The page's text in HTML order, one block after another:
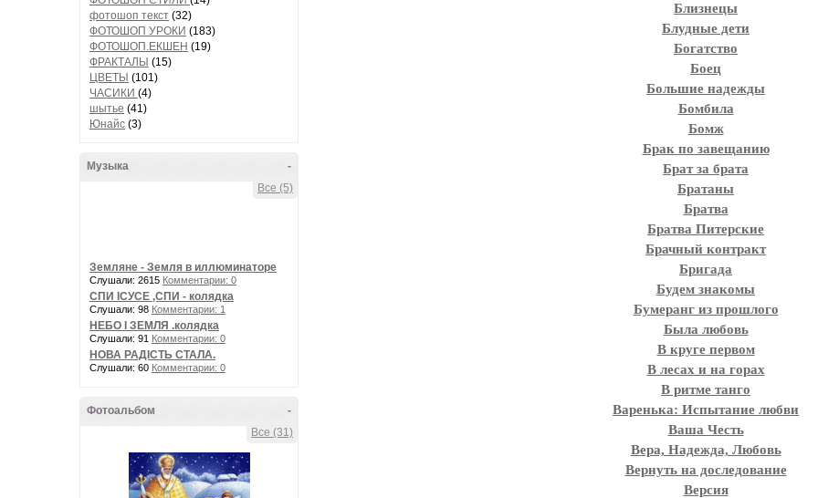
фотошоп текст (32)
ФОТОШОП УРОКИ (183)
ФОТОШОП.ЕКШЕН (19)
ФРАКТАЛЫ (15)
ЦВЕТЫ (101)
ЧАСИКИ (4)
шытье (41)
Юнайс (3)
-
Музыка
Все (5)
Земляне - Земля в иллюминаторе
Слушали: 2615 Комментарии: 0
СПИ ІСУСЕ ,СПИ - колядка
Слушали: 98 Комментарии: 1
НЕБО І ЗЕМЛЯ .колядка
Слушали: 91 Комментарии: 0
НОВА РАДІСТЬ СТАЛА.
Слушали: 60 Комментарии: 0
-
Фотоальбом
Все (31)
Близнецы
Блудные дети
Богатство
Боец
Большие надежды
Бомбила
Бомж
Брак по завещанию
Брат за брата
Братаны
Братва
Братва Питерские
Брачный контракт
Бригада
Будем знакомы
Бумеранг из прошлого
Была любовь
В круге первом
В лесах и на горах
В ритме танго
Варенька: Испытание любви
Ваша Честь
Вера, Надежда, Любовь
Вернуть на доследование
Версия